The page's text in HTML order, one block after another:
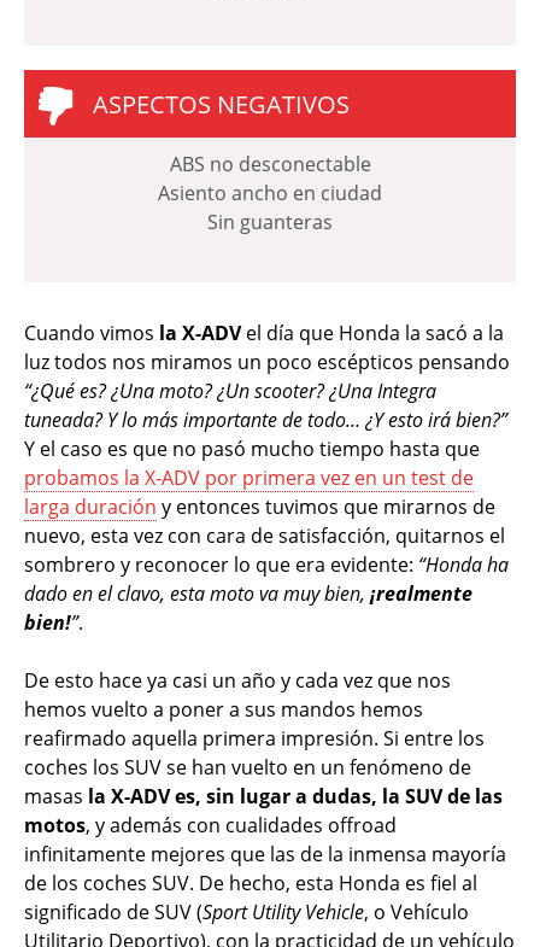
ASPECTOS NEGATIVOS
ABS no desconectable
Asiento ancho en ciudad
Sin guanteras
Cuando vimos la X-ADVel día que Honda la sacó a la
luz todos nos miramos un poco escépticos pensando
“¿Qué es? ¿Una moto? ¿Un scooter? ¿Una Integra
tuneada? Y lo más importante de todo… ¿Y esto irá bien?”
Y el caso es que no pasó mucho tiempo hasta que
probamos la X-ADV por primera vez en un test de
larga duración y entonces tuvimos que mirarnos de
nuevo, esta vez con cara de satisfacción, quitarnos el
sombrero y reconocer lo que era evidente: “Honda ha
dado en el clavo, esta moto va muy bien, ¡realmente
bien!”.
De esto hace ya casi un año y cada vez que nos
hemos vuelto a poner a sus mandos hemos
reafirmado aquella primera impresión. Si entre los
coches los SUV se han vuelto en un fenómeno de
masas la X-ADV es, sin lugar a dudas, la SUV de las
motos, y además con cualidades offroad
infinitamente mejores que las de la inmensa mayoría
de los coches SUV. De hecho, esta Honda es fiel al
significado de SUV (Sport Utility Vehicle, o Vehículo
Utilitario Deportivo), con la practicidad de un vehículo